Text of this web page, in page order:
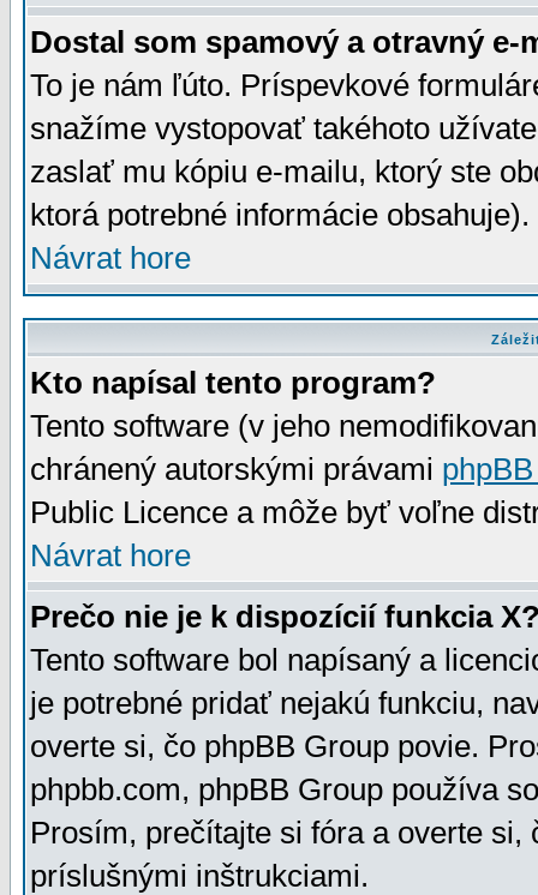
Dostal som spamový a otravný e-
To je nám ľúto. Príspevkové
snažíme vystopovať takéhoto
zaslať mu kópiu e-mailu, ktorý ste
ktorá potrebné informácie
Návrat hore
Kto napísal tento program?
Tento software (v jeho
chránený autorskými právami
Public Licence a môže byť voľne
Návrat hore
Prečo nie je k dispozícií funkcia
Tento software bol napísaný a
je potrebné pridať nejakú funkciu,
overte si, čo phpBB Group povie.
phpbb.com, phpBB Group používa
Prosím, prečítajte si fóra a overte
príslušnými inštrukciami.